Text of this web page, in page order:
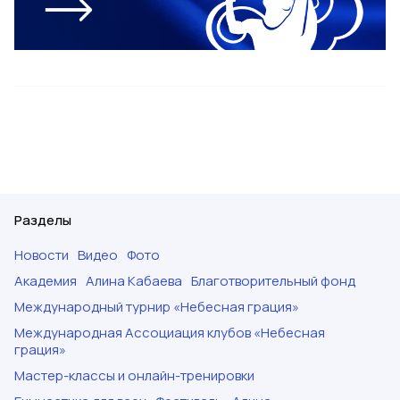
Разделы
Новости Видео Фото
Академия Алина Кабаева Благотворительный фонд
Международный турнир «Небесная грация»
Международная Ассоциация клубов «Небесная
грация»
Мастер-классы и онлайн-тренировки